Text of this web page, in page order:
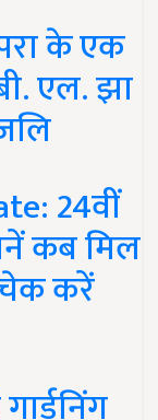
के एक
एल. झा
24वीं
कब मिल
करें